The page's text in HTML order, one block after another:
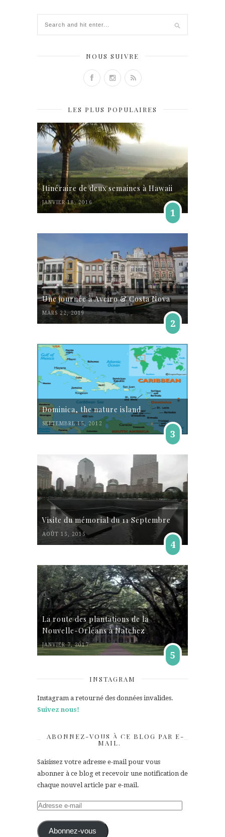
NOUS SUIVRE
LES PLUS POPULAIRES
Itinéraire de deux semaines à Hawaii
JANVIER 18, 2016
1
Une journée à Aveiro & Costa Nova
MARS 22, 2019
2
Dominica, the nature island
SEPTEMBRE 15, 2012
3
Visite du mémorial du 11 Septembre
AOÛT 15, 2015
4
La route des plantations de la
Nouvelle-Orléans à Natchez
JANVIER 7, 2017
5
INSTAGRAM
Instagram a retourné des données invalides.
Suivez nous!
ABONNEZ-VOUS À CE BLOG PAR E-
MAIL.
Saisissez votre adresse e-mail pour vous
abonner à ce blog et recevoir une notification de
chaque nouvel article par e-mail.
Adresse
mail Abonnez-vous